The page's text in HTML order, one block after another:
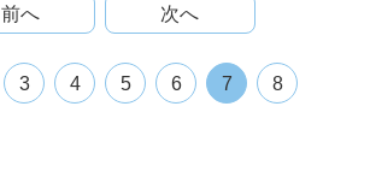
前へ 次へ
3 4 5 6 7 8